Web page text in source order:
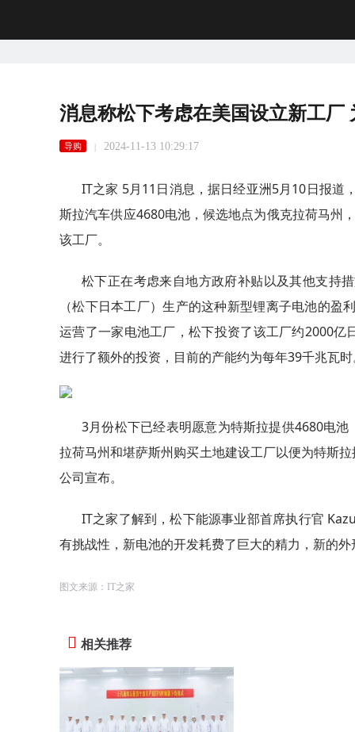
消息称松下考虑在美国设立新工厂
导购 | 2024-11-13 10:29:17
IT之家 5月11日消息，据日经亚洲5月10日报道
斯拉汽车供应4680电池，候选地点为俄克拉荷马州
该工厂。
松下正在考虑来自地方政府补贴以及其他支持
（松下日本工厂）生产的这种新型锂离子电池的
运营了一家电池工厂，松下投资了该工厂约2000
进行了额外的投资，目前的产能约为每年39千兆瓦
3月份松下已经表明愿意为特斯拉提供4680电
拉荷马州和堪萨斯州购买土地建设工厂以便为特斯
公司宣布。
IT之家了解到，松下能源事业部首席执行官
有挑战性，新电池的开发耗费了巨大的精力，新的
图文来源：IT之家
相关推荐